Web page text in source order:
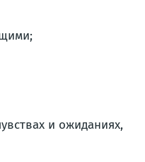
и ожиданиях,